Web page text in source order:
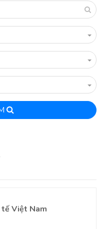
Việt Nam